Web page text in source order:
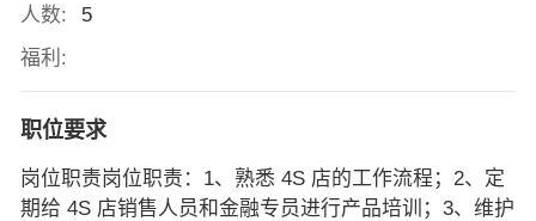
人数:
5
福利:
职位要求
岗位职责岗位职责：1、熟悉 4S 店的工作流程；2、定
期给 4S 店销售人员和金融专员进行产品培训；3、维护